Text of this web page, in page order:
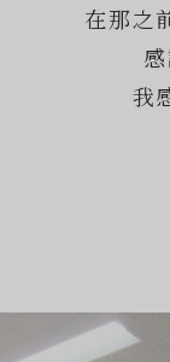
在那之
我